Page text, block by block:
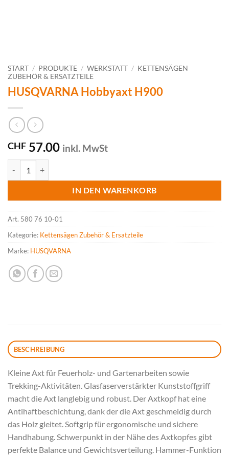
START / PRODUKTE / WERKSTATT / KETTENSÄGEN
ZUBEHÖR & ERSATZTEILE
HUSQVARNA Hobbyaxt H900
CHF 57.00 inkl. MwSt
IN DEN WARENKORB
Art. 580 76 10-01
Kategorie: Kettensägen Zubehör & Ersatzteile
Marke: HUSQVARNA
BESCHREIBUNG
Kleine Axt für Feuerholz- und Gartenarbeiten sowie
Trekking-Aktivitäten. Glasfaserverstärkter Kunststoffgriff
macht die Axt langlebig und robust. Der Axtkopf hat eine
Antihaftbeschichtung, dank der die Axt geschmeidig durch
das Holz gleitet. Softgrip für ergonomische und sichere
Handhabung. Schwerpunkt in der Nähe des Axtkopfes gibt
perfekte Balance und Gewichtsverteilung. Hammer-Funktion